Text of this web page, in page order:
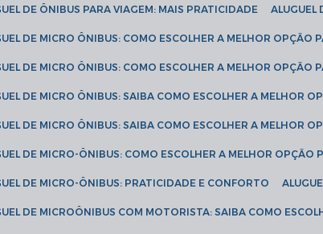
DE ÔNIBUS PARA VIAGEM: MAIS PRATICIDADE
DE MICRO ÔNIBUS: COMO ESCOLHER A MELHOR OPÇÃO
DE MICRO ÔNIBUS: COMO ESCOLHER A MELHOR OPÇÃO
DE MICRO ÔNIBUS: SAIBA COMO ESCOLHER A MELHOR
DE MICRO ÔNIBUS: SAIBA COMO ESCOLHER A MELHOR
DE MICRO-ÔNIBUS: COMO ESCOLHER A MELHOR OPÇÃO
DE MICRO-ÔNIBUS: PRATICIDADE E CONFORTO
DE MICROÔNIBUS COM MOTORISTA: SAIBA COMO